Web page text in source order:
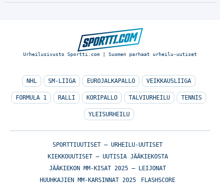
Urheilusivusto Sportti.com | Suomen parhaat urheilu-uutiset
NHL SM-LIIGA EUROJALKAPALLO VEIKKAUSLIIGA
FORMULA 1 RALLI KORIPALLO TALVIURHEILU TENNIS
YLEISURHEILU
SPORTTIUUTISET – URHEILU-UUTISET
KIEKKOUUTISET – UUTISIA JÄÄKIEKOSTA
JÄÄKIEKON MM-KISAT 2025 – LEIJONAT
HUUHKAJIEN MM-KARSINNAT 2025
FLASHSCORE